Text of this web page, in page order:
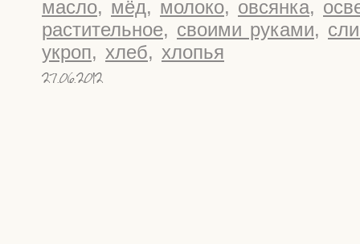
масло, мёд, молоко, овсянка,
растительное, своими руками,
укроп, хлеб, хлопья
27.06.2012